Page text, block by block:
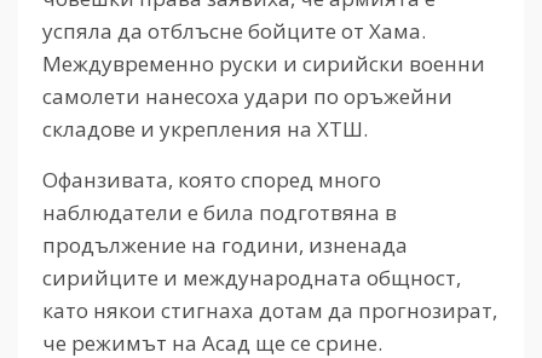
успяла да отблъсне бойците от Хама.
Междувременно руски и сирийски военни
самолети нанесоха удари по оръжейни
складове и укрепления на ХТШ.
Офанзивата, която според много
наблюдатели е била подготвяна в
продължение на години, изненада
сирийците и международната общност,
като някои стигнаха дотам да прогнозират,
че режимът на Асад ще се срине.